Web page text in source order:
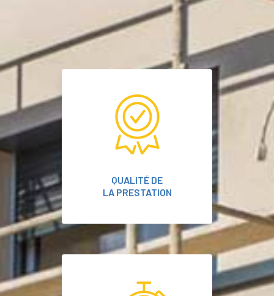
QUALITÉ DE
LA PRESTATION